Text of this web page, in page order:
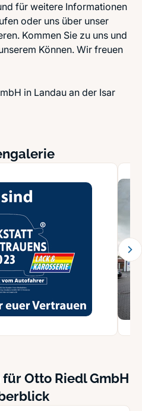
für weitere Informationen
oder uns über unser
Kommen Sie zu uns und
Können. Wir freuen
in Landau an der Isar
Otto Riedl GmbH